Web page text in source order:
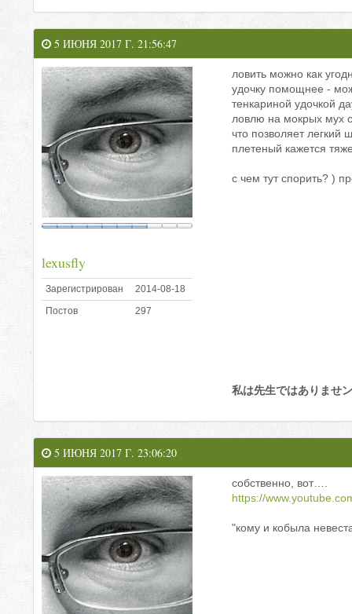
5 ИЮНЯ 2017 Г. 21:56:47
lexusfly
Зарегистрирован
2014-08-18
Постов
297
ловить можно как
удочку помощнее -
тенкариной удочкой
ловлю на мокрых мух
что позволяет
плетеный кажется
с чем тут спорить? )
私は先生ではありませン
5 ИЮНЯ 2017 Г. 23:06:20
собственно, вот….
https://
"кому и кобыла